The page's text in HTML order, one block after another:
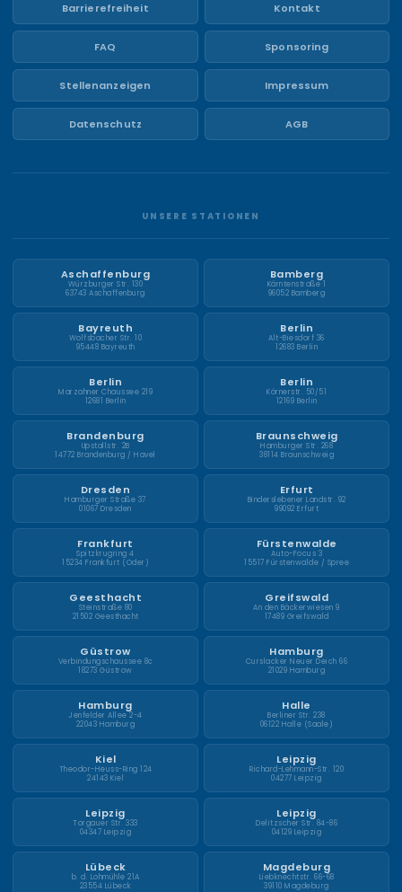
Barrierefreiheit Kontakt
FAQ Sponsoring
Stellenanzeigen Impressum
Datenschutz AGB
UNSERE STATIONEN
Aschaffenburg
Würzburger Str. 130
63743 Aschaffenburg
Bamberg
Kärntenstraße 1
96052 Bamberg
Bayreuth
Wolfsbacher Str. 10
95448 Bayreuth
Berlin
Alt-Biesdorf 36
12683 Berlin
Berlin
Marzahner Chaussee 219
12681 Berlin
Berlin
Körnerstr. 50/51
12169 Berlin
Brandenburg
Upstallstr. 2B
14772 Brandenburg / Havel
Braunschweig
Hamburger Str. 268
38114 Braunschweig
Dresden
Hamburger Straße 37
01067 Dresden
Erfurt
Binderslebener Landstr. 92
99092 Erfurt
Frankfurt
Spitzkrugring 4
15234 Frankfurt (Oder)
Fürstenwalde
Auto-Focus 3
15517 Fürstenwalde / Spree
Geesthacht
Steinstraße 80
21502 Geesthacht
Greifswald
An den Bäckerwiesen 9
17489 Greifswald
Güstrow
Verbindungschaussee 8c
18273 Güstrow
Hamburg
Curslacker Neuer Deich 66
21029 Hamburg
Hamburg
Jenfelder Allee 2-4
22043 Hamburg
Halle
Berliner Str. 238
06122 Halle (Saale)
Kiel
Theodor-Heuss-Ring 124
24143 Kiel
Leipzig
Richard-Lehmann-Str. 120
04277 Leipzig
Leipzig
Torgauer Str. 333
04347 Leipzig
Leipzig
Delitzscher Str. 84-86
04129 Leipzig
Lübeck
b. d. Lohmühle 21A
23554 Lübeck
Magdeburg
Liebknechtstr. 66-68
39110 Magdeburg